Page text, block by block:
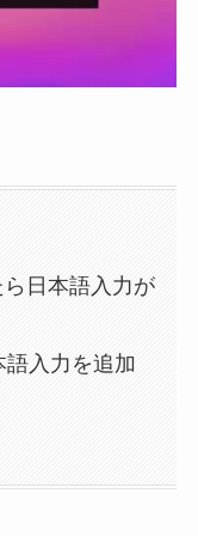
日本語入力が
語入力を追加